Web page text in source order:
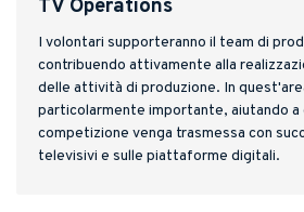
TV Operations
I volontari supporteranno il team di
contribuendo attivamente alla
delle attività di produzione. In
particolarmente importante, aiutando a
competizione venga trasmessa con
televisivi e sulle piattaforme digitali.